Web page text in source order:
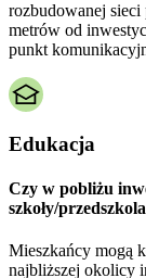
rozbudowanej sieci
metrów od
punkt
Edukacja
Czy w pobliżu
szkoły/
Mieszkańcy mogą
najbliższej okolicy